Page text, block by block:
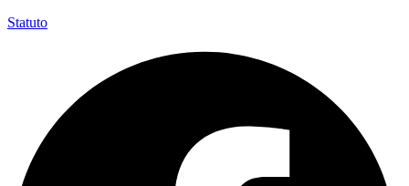
Statuto